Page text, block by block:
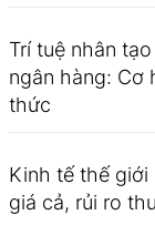
Trí tuệ nhân
ngân hàng: Cơ
thức
Kinh tế thế giới
giá cả, rủi ro